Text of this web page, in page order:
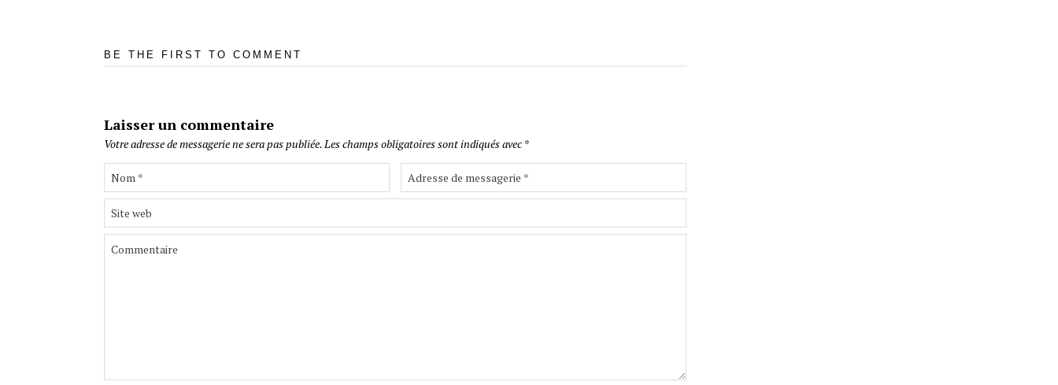
BE THE FIRST TO COMMENT
Laisser un commentaire
Votre adresse de messagerie ne sera pas publiée. Les champs obligatoires sont indiqués avec *